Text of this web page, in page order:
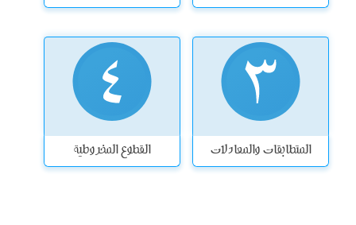
المتطابقات والمعادلات القطوع المخروطية